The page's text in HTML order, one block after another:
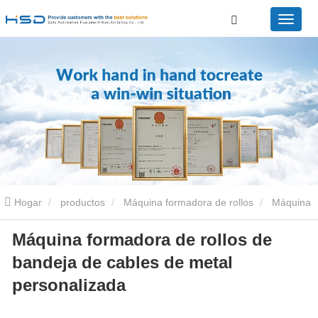
Hogar productos Máquina formadora de rollos Máquina
perfiladora de bandejas portacables Máquina formadora de
rollos de bandeja de cables de metal personalizada
Máquina formadora de rollos de
bandeja de cables de metal
personalizada